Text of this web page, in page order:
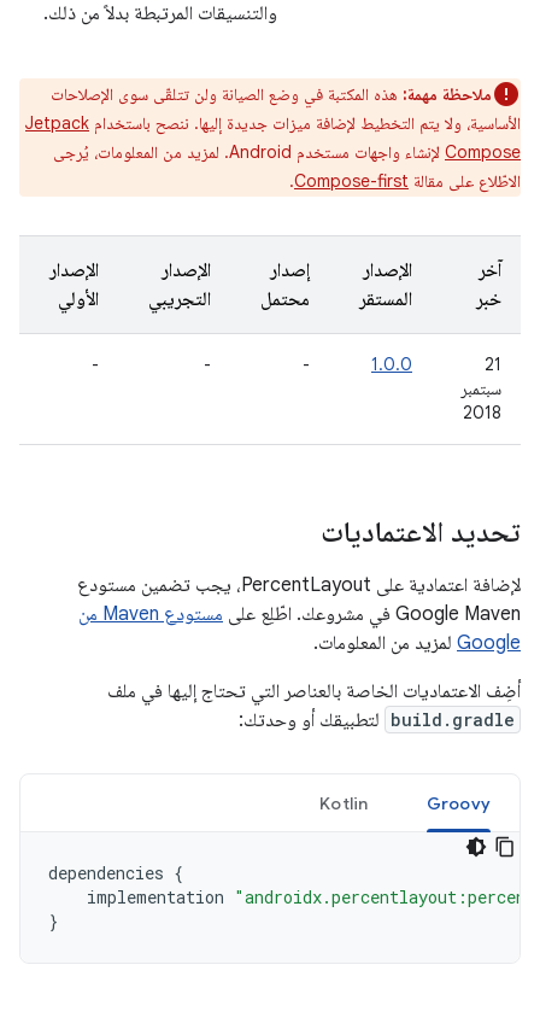
والتنسيقات المرتبطة بدلاً من ذلك.
ملاحظة مهمة: هذه المكتبة في وضع الصيانة ولن تتلقّى سوى الإصلاحات
الأساسية، ولا يتم التخطيط لإضافة ميزات جديدة إليها. ننصح باستخدام Jetpack
Compose
لإنشاء واجهات مستخدم Android. لمزيد من المعلومات، يُرجى
الاطّلاع على مقالة Compose-first
.
آخر
خبر
الإصدار
المستقر
إصدار
محتمل
الإصدار
التجريبي
الإصدار
الأولي
‫21
سبتمبر
2018
1.0.0
-
-
-
تحديد الاعتماديات
لإضافة اعتمادية على PercentLayout، يجب تضمين مستودع
Google Maven في مشروعك. اطّلِع على
مستودع Maven من
Google لمزيد من المعلومات.
أضِف الاعتماديات الخاصة بالعناصر التي تحتاج إليها في ملف
build.gradle لتطبيقك أو وحدتك:
Groovy
Kotlin
dependencies {
implementation
}